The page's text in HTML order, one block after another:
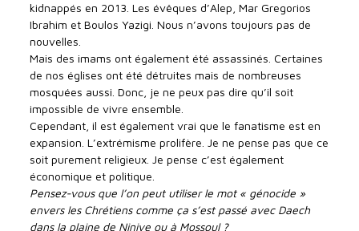
kidnappés en 2013. Les évêques d’Alep, Mar Gregorios
Ibrahim et Boulos Yazigi. Nous n’avons toujours pas de
nouvelles.
Mais des imams ont également été assassinés. Certaines
de nos églises ont été détruites mais de nombreuses
mosquées aussi. Donc, je ne peux pas dire qu’il soit
impossible de vivre ensemble.
Cependant, il est également vrai que le fanatisme est en
expansion. L’extrémisme prolifère. Je ne pense pas que ce
soit purement religieux. Je pense c’est également
économique et politique.
Pensez-vous que l’on peut utiliser le mot « génocide »
envers les Chrétiens comme ça s’est passé avec Daech
dans la plaine de Ninive ou à Mossoul ?